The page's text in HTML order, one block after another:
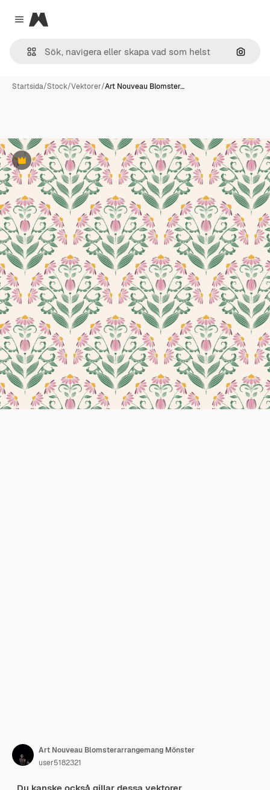
Close menu
Magnific
Sök
Startsida/Stock/Vektorer/Art Nouveau Blomster…
Premie
Art Nouveau Blomsterarrangemang Mönster
user5182321